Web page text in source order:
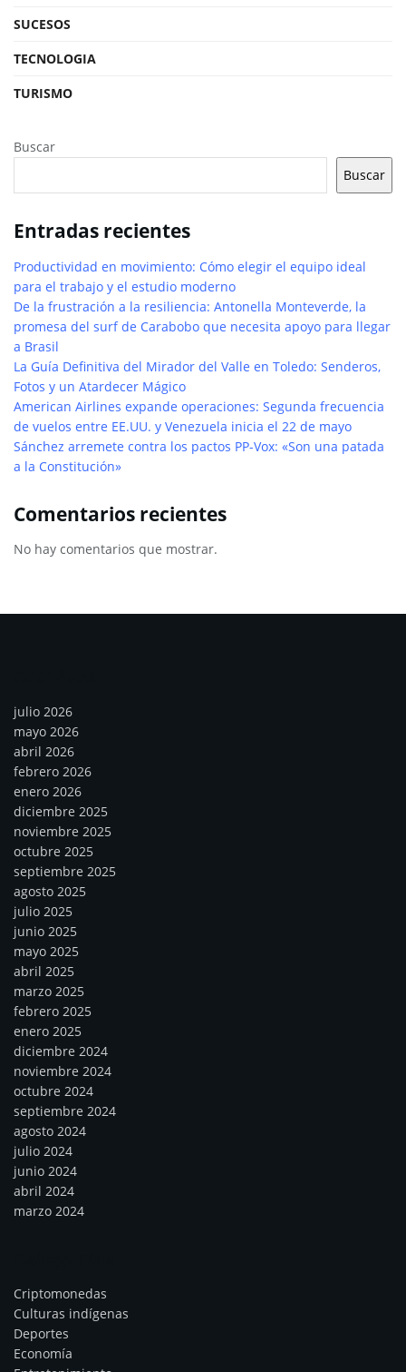
SUCESOS
TECNOLOGIA
TURISMO
Buscar
Buscar
Entradas recientes
Productividad en movimiento: Cómo elegir el equipo ideal
para el trabajo y el estudio moderno
De la frustración a la resiliencia: Antonella Monteverde, la
promesa del surf de Carabobo que necesita apoyo para llegar
a Brasil
La Guía Definitiva del Mirador del Valle en Toledo: Senderos,
Fotos y un Atardecer Mágico
American Airlines expande operaciones: Segunda frecuencia
de vuelos entre EE.UU. y Venezuela inicia el 22 de mayo
Sánchez arremete contra los pactos PP-Vox: «Son una patada
a la Constitución»
Comentarios recientes
No hay comentarios que mostrar.
julio 2026
mayo 2026
abril 2026
febrero 2026
enero 2026
diciembre 2025
noviembre 2025
octubre 2025
septiembre 2025
agosto 2025
julio 2025
junio 2025
mayo 2025
abril 2025
marzo 2025
febrero 2025
enero 2025
diciembre 2024
noviembre 2024
octubre 2024
septiembre 2024
agosto 2024
julio 2024
junio 2024
abril 2024
marzo 2024
Criptomonedas
Culturas indígenas
Deportes
Economía